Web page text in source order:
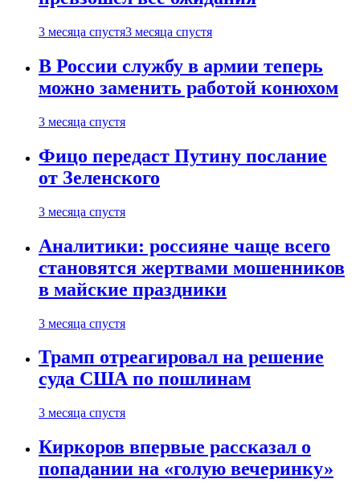
3 месяца спустя3 месяца спустя
В России службу в армии теперь
можно заменить работой конюхом
3 месяца спустя
Фицо передаст Путину послание
от Зеленского
3 месяца спустя
Аналитики: россияне чаще всего
становятся жертвами мошенников
в майские праздники
3 месяца спустя
Трамп отреагировал на решение
суда США по пошлинам
3 месяца спустя
Киркоров впервые рассказал о
попадании на «голую вечеринку»